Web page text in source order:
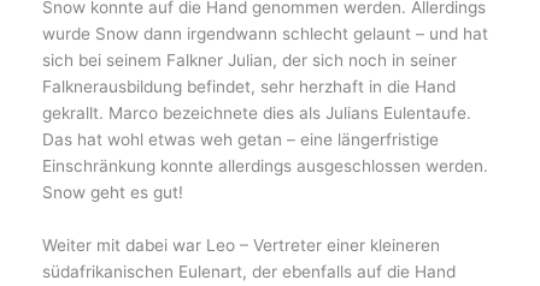
Snow konnte auf die Hand genommen werden. Allerdings
wurde Snow dann irgendwann schlecht gelaunt – und hat
sich bei seinem Falkner Julian, der sich noch in seiner
Falknerausbildung befindet, sehr herzhaft in die Hand
gekrallt. Marco bezeichnete dies als Julians Eulentaufe.
Das hat wohl etwas weh getan – eine längerfristige
Einschränkung konnte allerdings ausgeschlossen werden.
Snow geht es gut!
Weiter mit dabei war Leo – Vertreter einer kleineren
südafrikanischen Eulenart, der ebenfalls auf die Hand